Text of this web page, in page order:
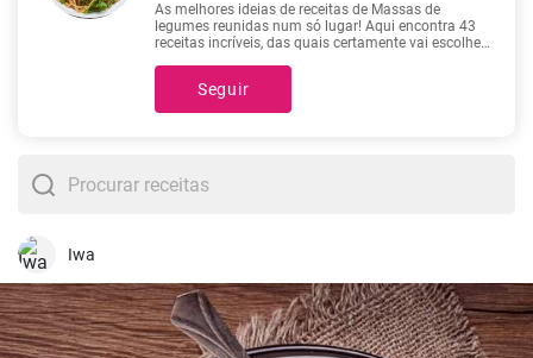
As melhores ideias de receitas de Massas de
legumes reunidas num só lugar! Aqui encontra 43
receitas incríveis, das quais certamente vai escolher
além dos ingredientes e do procedimento,
encontrará também o tempo aproximado de
folhada de queijo
e alho,Massas de abobrinha
Seguir
Iwa